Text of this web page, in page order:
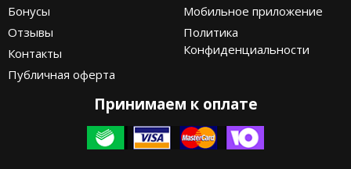
Бонусы
Отзывы
Контакты
Публичная оферта
Мобильное приложение
Политика
Конфиденциальности
Принимаем к оплате